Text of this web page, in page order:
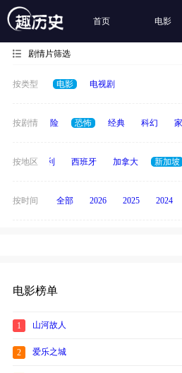
首页 电影
剧情片筛选
按类型 电影 电视剧
按剧情
爱情 冒险 恐怖 经典 科幻
按地区
度 意大利 西班牙 加拿大 新加坡
按时间 全部 2026 2025 2024
电影榜单
1 山河故人
2 爱乐之城